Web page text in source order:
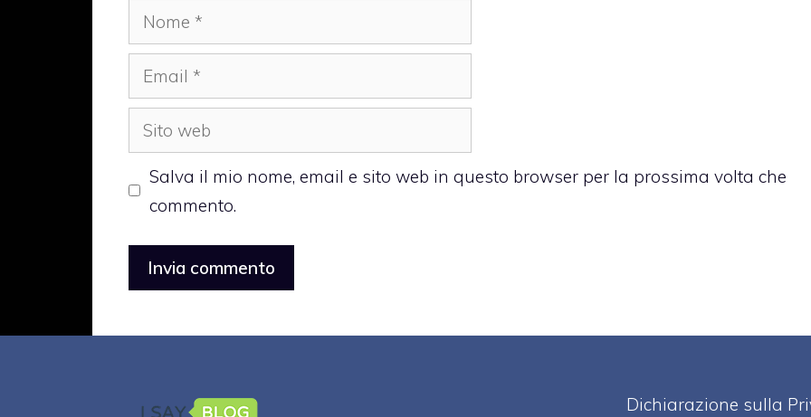
Nome
Email
Sito
web
Salva il mio nome, email e sito web in questo browser per la prossima volta che
commento.
Dichiarazione sulla